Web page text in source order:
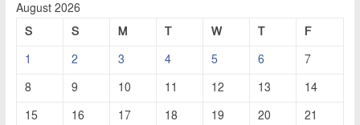
August 2026
S
S M T W T
F
1
2 3 4 5 6
7
8
9 10 11 12 13
14
15
16 17 18 19 20
21